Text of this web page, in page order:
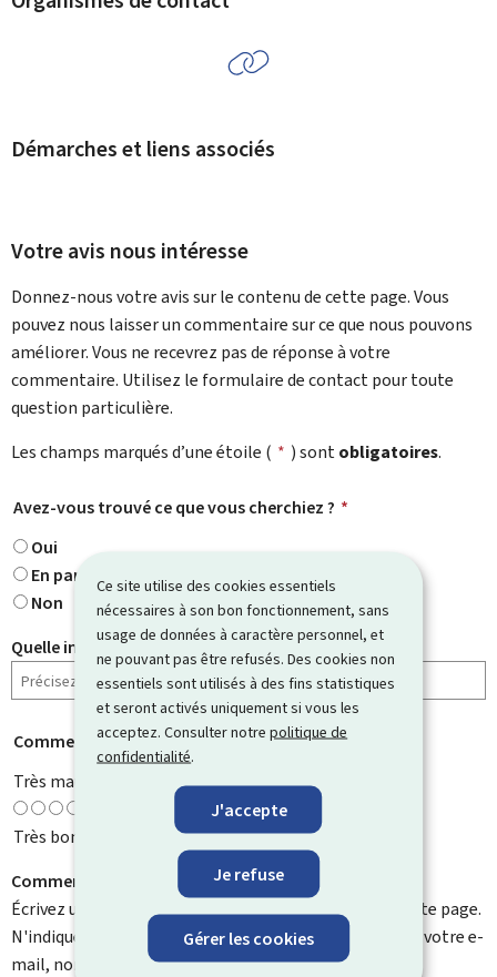
Ce site utilise des cookies essentiels
nécessaires à son bon fonctionnement, sans
usage de données à caractère personnel, et
ne pouvant pas être refusés. Des cookies non
essentiels sont utilisés à des fins statistiques
et seront activés uniquement si vous les
acceptez. Consulter notrepolitique de
confidentialité.
J'accepte
Je refuse
Gérer les cookies
Démarches et liens associés
Votre avis nous intéresse
Donnez-nous votre avis sur le contenu de cette page. Vous
pouvez nous laisser un commentaire sur ce que nous pouvons
améliorer. Vous ne recevrez pas de réponse à votre
commentaire. Utilisez le formulaire de contact pour toute
question particulière.
Les champs marqués d’une étoile ( * ) sontobligatoires.
Avez-vous trouvé ce que vous cherchiez ? *
Oui
En partie
Non
Quelle information cherchiez-vous ?
Comment évaluez-vous cette page ? *
Très mauvaise
Très bonne
Comment pouvons-nous l'améliorer ?
Écrivez un commentaire et aidez-nous à améliorer cette page.
N'indiquez pas d'informations personnelles telles que votre e-
mail, nom, numéro de téléphone, etc.